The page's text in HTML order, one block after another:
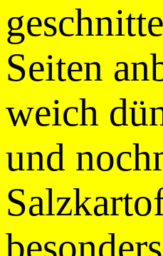
Seiten
weich
und